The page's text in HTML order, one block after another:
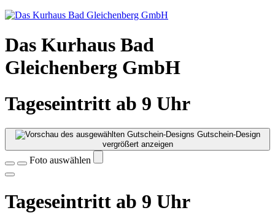
Das Kurhaus Bad
Gleichenberg GmbH
Tageseintritt ab 9 Uhr
Gutschein-Design
vergrößert anzeigen
Foto auswählen
Tageseintritt ab 9 Uhr